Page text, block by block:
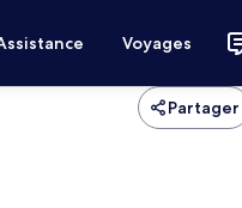
Voyages
Partager